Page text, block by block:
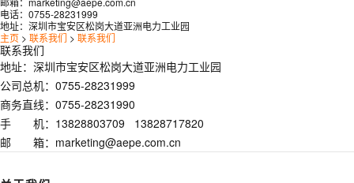
电话： 0755-28231999
地址： 深圳市宝安区松岗大道亚洲电力工业园
主页 > 联系我们 > 联系我们
联系我们
地址：深圳市宝安区松岗大道亚洲电力工业园
公司总机：0755-28231999
商务直线：0755-28231990
手 机：13828803709 13828717820
邮 箱：marketing@aepe.com.cn